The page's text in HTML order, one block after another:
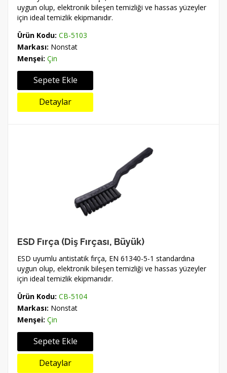
uygun olup, elektronik bileşen temizliği ve hassas yüzeyler
için ideal temizlik ekipmanıdır.
Ürün Kodu: CB-5103
Markası: Nonstat
Menşei: Çin
Sepete Ekle
Detaylar
ESD Fırça (Diş Fırçası, Büyük)
ESD uyumlu antistatik fırça, EN 61340-5-1 standardına
uygun olup, elektronik bileşen temizliği ve hassas yüzeyler
için ideal temizlik ekipmanıdır.
Ürün Kodu: CB-5104
Markası: Nonstat
Menşei: Çin
Sepete Ekle
Detaylar